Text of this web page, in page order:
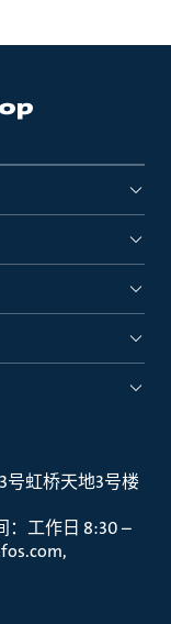
号虹桥天地3号楼
：工作日 8:30 –